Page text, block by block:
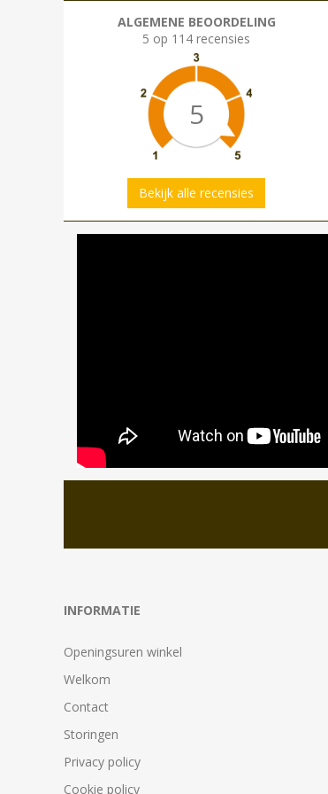
ALGEMENE BEOORDELING
5 op 114 recensies
5
Bekijk alle recensies
INFORMATIE
Openingsuren winkel
Welkom
Contact
Storingen
Privacy policy
Cookie policy